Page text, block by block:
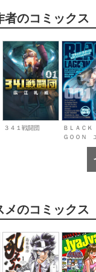
者のコミックス
３４１戦闘団
ＢＬＡＣ
ＧＯＯＮ
メのコミックス